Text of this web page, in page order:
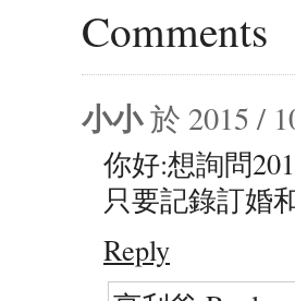
Comments
小小於 2015 /
你好:想詢問
只要記錄訂婚
Reply